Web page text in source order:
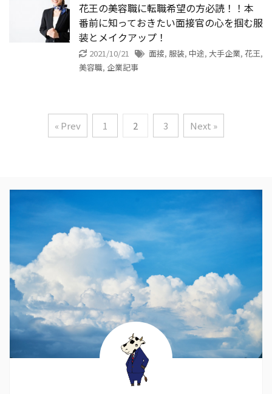
花王の美容職に転職希望の方必読！！本
番前に知っておきたい面接官の心を掴む服
装とメイクアップ！
2021/10/21 面接, 服装, 中途, 大手企業, 花王,
美容職, 企業記事
« Prev 1 2 3 Next »